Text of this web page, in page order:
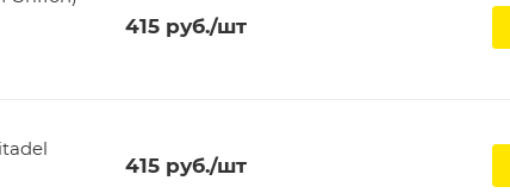
415руб./шт
415руб./шт